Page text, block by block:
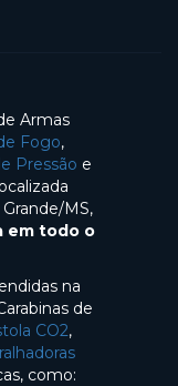
Armas
Fogo,
Pressão e
MS,
em todo o
na
de
CO2,
como: